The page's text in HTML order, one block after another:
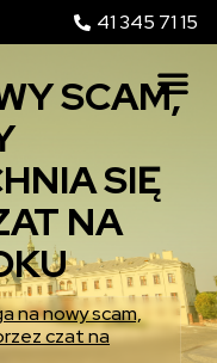
41 345 71 15
SCAM,
SIĘ
NA
na nowy scam,
czat na